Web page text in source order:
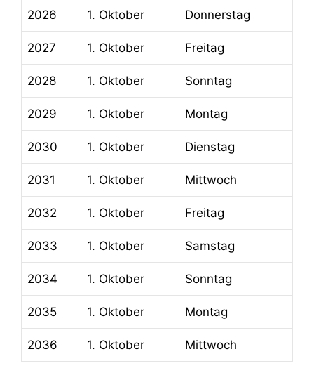
2026 1. Oktober Donnerstag
2027 1. Oktober Freitag
2028 1. Oktober Sonntag
2029 1. Oktober Montag
2030 1. Oktober Dienstag
2031 1. Oktober Mittwoch
2032 1. Oktober Freitag
2033 1. Oktober Samstag
2034 1. Oktober Sonntag
2035 1. Oktober Montag
2036 1. Oktober Mittwoch